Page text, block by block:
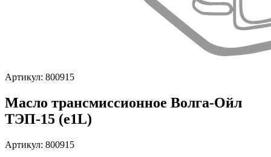
Артикул: 800915
Масло трансмиссионное Волга-Ойл
ТЭП-15 (e1L)
Артикул: 800915